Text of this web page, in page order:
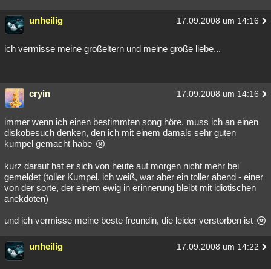
unheilig 17.09.2008 um 14:16
ich vermisse meine großeltern und meine große liebe...
cryin 17.09.2008 um 14:16
immer wenn ich einen bestimmten song höre, muss ich an einen
diskobesuch denken, den ich mit einem damals sehr guten
kumpel gemacht habe
kurz darauf hat er sich von heute auf morgen nicht mehr bei
gemeldet (toller Kumpel, ich weiß, war aber ein toller abend - einer
von der sorte, der einem ewig in erinnerung bleibt mit idiotischen
anekdoten)
und ich vermisse meine beste freundin, die leider verstorben ist
unheilig 17.09.2008 um 14:22